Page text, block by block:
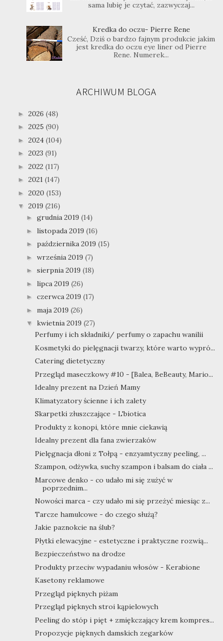
sama lubię je czytać, zazwyczaj...
Kredka do oczu- Pierre Rene
Cześć, Dziś o bardzo fajnym produkcie jakim
jest kredka do oczu eye liner od Pierre
Rene. Numerek...
ARCHIWUM BLOGA
► 2026 (48)
► 2025 (90)
► 2024 (104)
► 2023 (91)
► 2022 (117)
► 2021 (147)
► 2020 (153)
▼ 2019 (216)
► grudnia 2019 (14)
► listopada 2019 (16)
► października 2019 (15)
► września 2019 (7)
► sierpnia 2019 (18)
► lipca 2019 (26)
► czerwca 2019 (17)
► maja 2019 (26)
▼ kwietnia 2019 (27)
Perfumy i ich składniki/ perfumy o zapachu wanilii
Kosmetyki do pielęgnacji twarzy, które warto wypró...
Catering dietetyczny
Przegląd maseczkowy #10 - [Balea, BeBeauty, Mario...
Idealny prezent na Dzień Mamy
Klimatyzatory ścienne i ich zalety
Skarpetki złuszczające - L'biotica
Produkty z konopi, które mnie ciekawią
Idealny prezent dla fana zwierzaków
Pielęgnacja dłoni z Tołpą - enzyamtyczny peeling, ...
Szampon, odżywka, suchy szampon i balsam do ciała ...
Marcowe denko - co udało mi się zużyć w
poprzednim...
Nowości marca - czy udało mi się przeżyć miesiąc z...
Tarcze hamulcowe - do czego służą?
Jakie paznokcie na ślub?
Płytki elewacyjne - estetyczne i praktyczne rozwią...
Bezpieczeństwo na drodze
Produkty przeciw wypadaniu włosów - Kerabione
Kasetony reklamowe
Przegląd pięknych piżam
Przegląd pięknych stroi kąpielowych
Peeling do stóp i pięt + zmiękczający krem kompres...
Propozycje pięknych damskich zegarków